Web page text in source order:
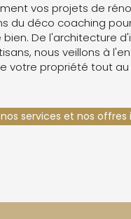
vos projets de
du déco coaching
De l'architecture
nous veillons à
votre propriété tout au
services et nos offres